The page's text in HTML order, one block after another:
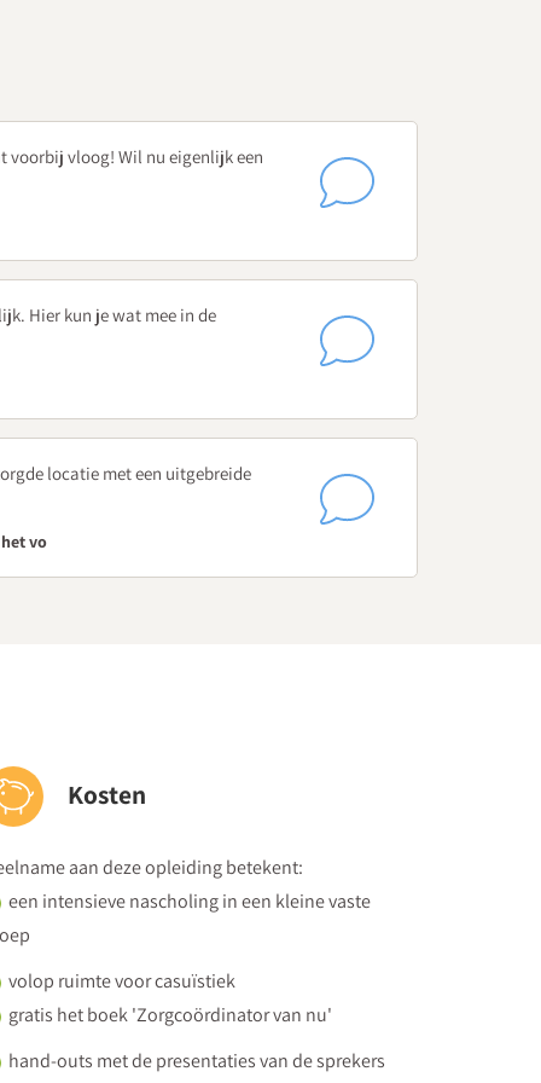
de taken van een ondersteuningscoördinator?
in de school
op je handelen?
op school mee aan de slag?
om de ondersteuningsbehoeften van je
voorbij vloog! Wil nu eigenlijk een
Hier kun je wat mee in de
locatie met een uitgebreide
vo
Kosten
aan deze opleiding betekent:
een intensieve nascholing in een kleine vaste
volop ruimte voor casuïstiek
gratis het boek 'Zorgcoördinator van nu'
hand-outs met de presentaties van de sprekers